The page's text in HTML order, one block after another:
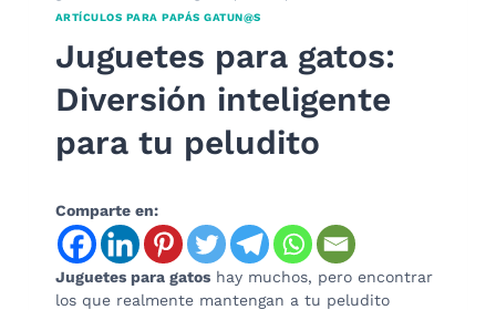
ARTÍCULOS PARA PAPÁS GATUN@S
Juguetes para gatos:
Diversión inteligente
para tu peludito
Comparte en:
Juguetes para gatos hay muchos, pero encontrar
los que realmente mantengan a tu peludito